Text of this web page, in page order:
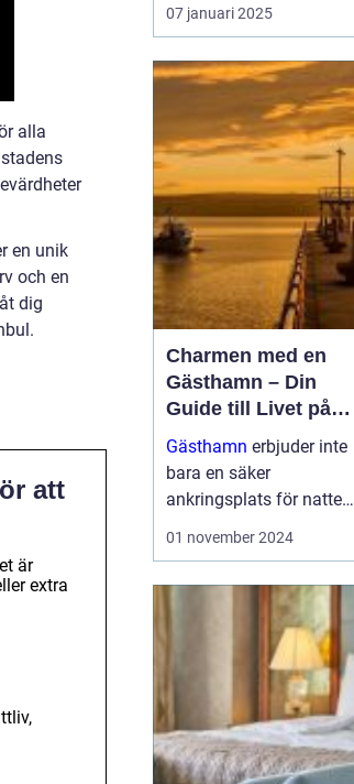
alla
en unik
och en
dig
att
är
extra
Smålands skogar. Med
det perfekt för en avko...
07 januari 2025
Charmen med en
Gästhamn – Din
Guide till Livet på
Bryggan
Gästhamn erbjuder inte
bara en säker
ankringsplats för natten,
utan dem är också en
01 november 2024